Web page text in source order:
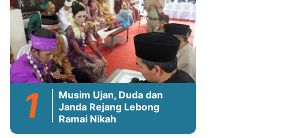
Musim Ujan, Duda dan
Janda Rejang Lebong
Ramai Nikah